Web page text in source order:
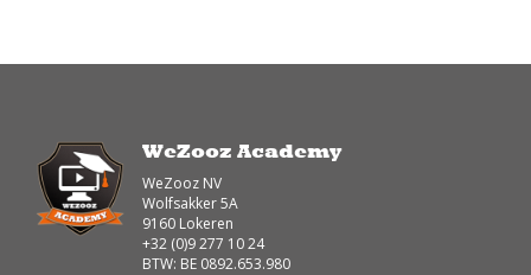
WeZooz Academy
WeZooz NV
Wolfsakker 5A
9160 Lokeren
+32 (0)9 277 10 24
BTW: BE 0892.653.980